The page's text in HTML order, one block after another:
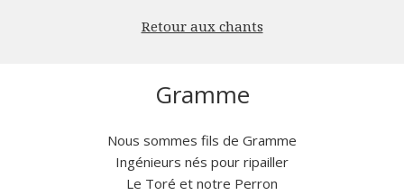
Retour aux chants
Gramme
Nous sommes fils de Gramme
Ingénieurs nés pour ripailler
Le Toré et notre Perron